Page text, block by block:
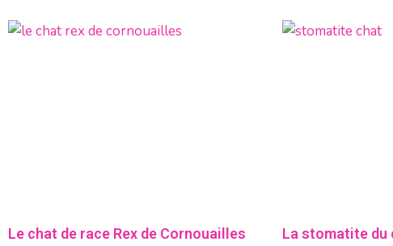
Le chat de race Rex de Cornouailles
La stomatite du